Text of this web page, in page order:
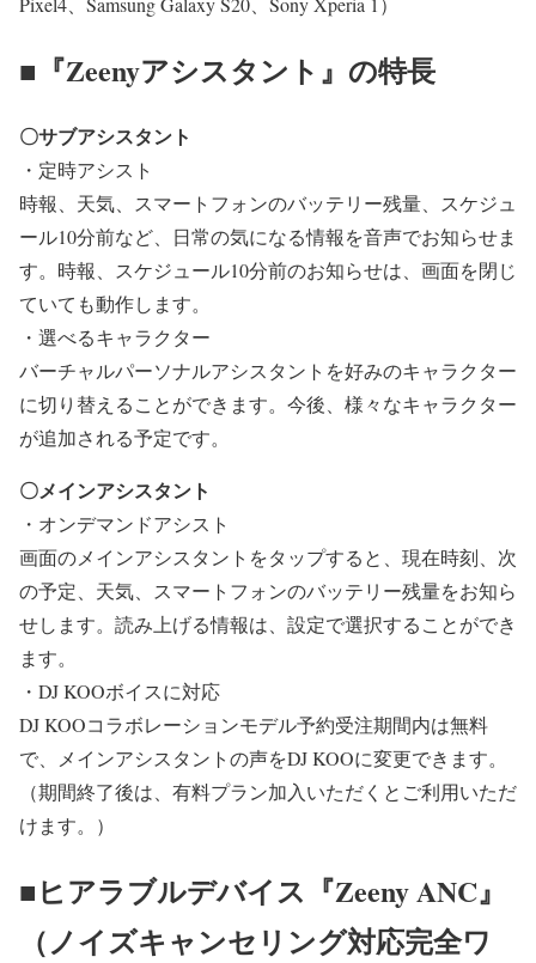
■『Zeenyアシスタント』の特長
〇サブアシスタント
・定時アシスト
時報、天気、スマートフォンのバッテリー残量、スケジュ
ール10分前など、日常の気になる情報を音声でお知らせま
す。時報、スケジュール10分前のお知らせは、画面を閉じ
ていても動作します。
・選べるキャラクター
バーチャルパーソナルアシスタントを好みのキャラクター
に切り替えることができます。今後、様々なキャラクター
が追加される予定です。
〇メインアシスタント
・オンデマンドアシスト
画面のメインアシスタントをタップすると、現在時刻、次
の予定、天気、スマートフォンのバッテリー残量をお知ら
せします。読み上げる情報は、設定で選択することができ
ます。
・DJ KOOボイスに対応
DJ KOOコラボレーションモデル予約受注期間内は無料
で、メインアシスタントの声をDJ KOOに変更できます。
（期間終了後は、有料プラン加入いただくとご利用いただ
けます。）
■ヒアラブルデバイス『Zeeny ANC』
（ノイズキャンセリング対応完全ワ